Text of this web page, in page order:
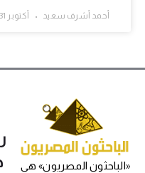
أحمد أشرف سعيد أكتوبر 31, 2016
«الباحثون المصريون» هي